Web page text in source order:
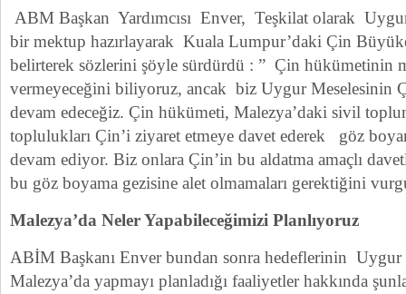
ABM Başkan Yardımcısı Enver, Teşkilat olarak
bir mektup hazırlayarak Kuala Lumpur’daki Çin
belirterek sözlerini şöyle sürdürdü : ” Çin hükümetinin
vermeyeceğini biliyoruz, ancak biz Uygur Meselesinin
devam edeceğiz. Çin hükümeti, Malezya’daki sivil
toplulukları Çin’i ziyaret etmeye davet ederek göz
devam ediyor. Biz onlara Çin’in bu aldatma amaçlı
bu göz boyama gezisine alet olmamaları gerektiğini
Malezya’da Neler Yapabileceğimizi Planlıyoruz
ABİM Başkanı Enver bundan sonra hedeflerinin
Malezya’da yapmayı planladığı faaliyetler hakkında